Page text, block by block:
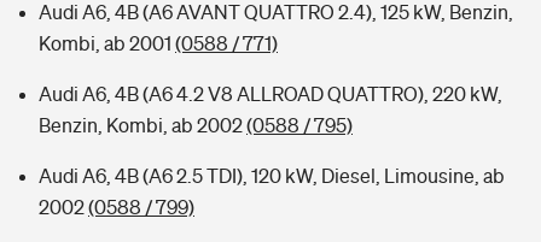
Audi A6, 4B (A6 AVANT QUATTRO 2.4), 125 kW, Benzin,
Kombi, ab 2001 (0588 / 771)
Audi A6, 4B (A6 4.2 V8 ALLROAD QUATTRO), 220 kW,
Benzin, Kombi, ab 2002(0588 / 795)
Audi A6, 4B (A6 2.5 TDI), 120 kW, Diesel, Limousine, ab
2002(0588 / 799)